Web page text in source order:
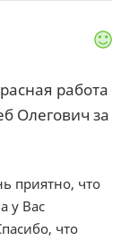
работа
Олегович за
приятно, что
у Вас
что